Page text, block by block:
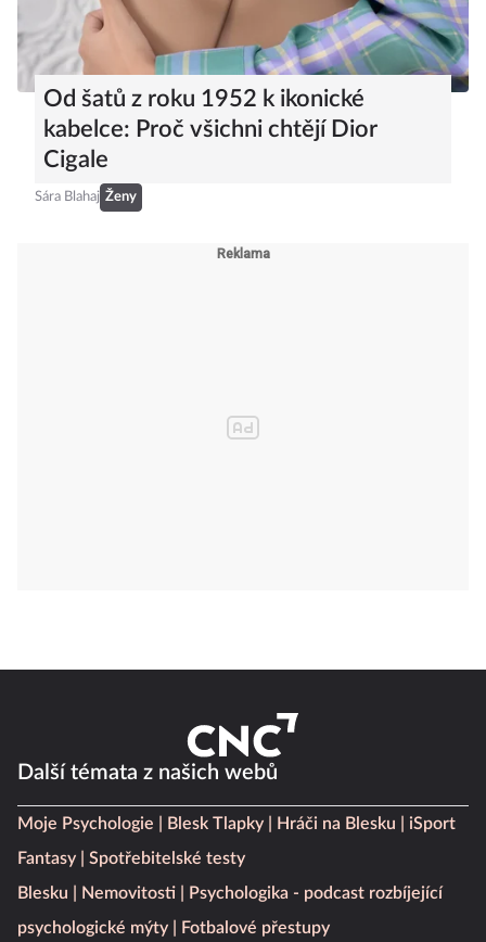
Od šatů z roku 1952 k ikonické
kabelce: Proč všichni chtějí Dior
Cigale
Sára Blahaj Ženy
Další témata z našich webů
Moje Psychologie Blesk Tlapky Hráči na Blesku
iSport
Fantasy
Spotřebitelské testy
Blesku
Nemovitosti
Psychologika - podcast rozbíjející
psychologické mýty
Fotbalové přestupy